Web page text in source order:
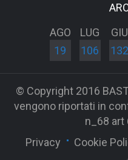
AGO
19
LUG
106
GIU
132
© Copyright 2016
vengono riportati in
n_68 art
Privacy
Cookie